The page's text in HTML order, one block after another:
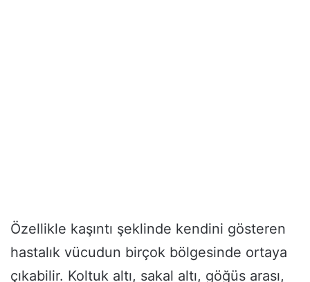
Özellikle kaşıntı şeklinde kendini gösteren
hastalık vücudun birçok bölgesinde ortaya
çıkabilir. Koltuk altı, sakal altı, göğüs arası,